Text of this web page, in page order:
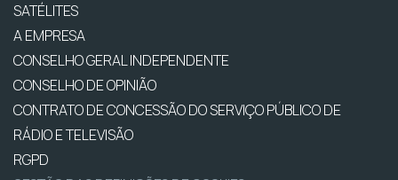
SATÉLITES
A EMPRESA
CONSELHO GERAL INDEPENDENTE
CONSELHO DE OPINIÃO
CONTRATO DE CONCESSÃO DO SERVIÇO PÚBLICO DE
RÁDIO E TELEVISÃO
RGPD